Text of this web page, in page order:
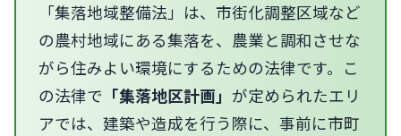
「集落地域整備法」は、市街化調整区域など
の農村地域にある集落を、農業と調和させな
がら住みよい環境にするための法律です。こ
の法律で 「集落地区計画」 が定められたエリ
アでは、建築や造成を行う際に、事前に市町